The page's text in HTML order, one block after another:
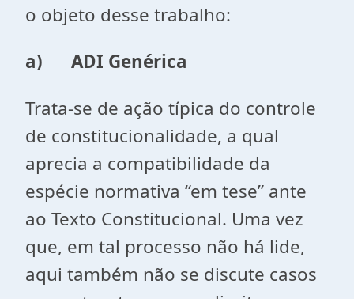
o objeto desse trabalho:
a) ADI Genérica
Trata-se de ação típica do controle
de constitucionalidade, a qual
aprecia a compatibilidade da
espécie normativa “em tese” ante
ao Texto Constitucional. Uma vez
que, em tal processo não há lide,
aqui também não se discute casos